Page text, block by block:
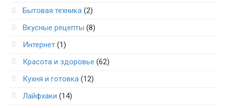
Бытовая техника (2)
Вкусные рецепты (8)
Интернет (1)
Красота и здоровье (62)
Кухня и готовка (12)
Лайфхаки (14)